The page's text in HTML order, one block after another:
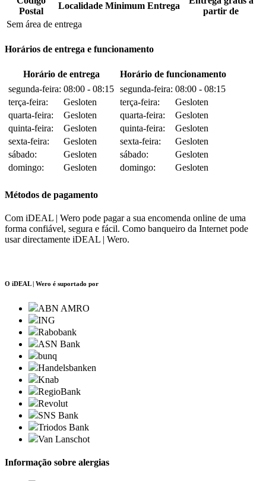
Postal
Localidade Minimum Entrega
partir de
Sem área de entrega
Horários de entrega e funcionamento
Horário de entrega
Horário de funcionamento
segunda-feira: 08:00 - 08:15
terça-feira:
Gesloten
quarta-feira:
Gesloten
quinta-feira:
Gesloten
sexta-feira:
Gesloten
sábado:
Gesloten
domingo:
Gesloten
segunda-feira: 08:00 - 08:15
terça-feira:
Gesloten
quarta-feira:
Gesloten
quinta-feira:
Gesloten
sexta-feira:
Gesloten
sábado:
Gesloten
domingo:
Gesloten
Métodos de pagamento
Com iDEAL | Wero pode pagar a sua encomenda online de uma
forma confiável, segura e fácil. Como banqueiro da Internet pode
usar directamente iDEAL | Wero.
O iDEAL | Wero é suportado por
ABN AMRO
ING
Rabobank
ASN Bank
bunq
Handelsbanken
Knab
RegioBank
Revolut
SNS Bank
Triodos Bank
Van Lanschot
Informação sobre alergias